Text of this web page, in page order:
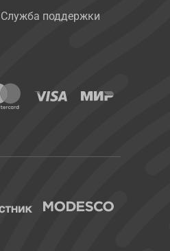
Служба поддержки